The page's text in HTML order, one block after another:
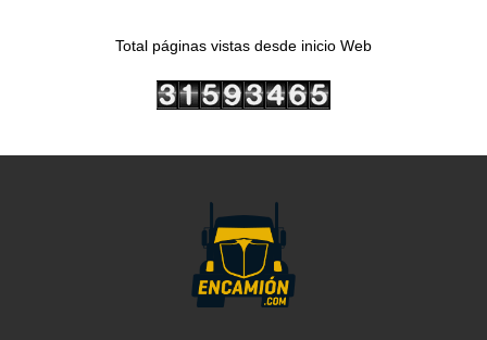
Total páginas vistas desde inicio Web